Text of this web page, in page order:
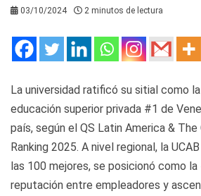
03/10/2024 2 minutos de lectura
La universidad ratificó su sitial como
educación superior privada #1 de
país, según el QS Latin America &
Ranking 2025. A nivel regional, la
las 100 mejores, se posicionó como
reputación entre empleadores y